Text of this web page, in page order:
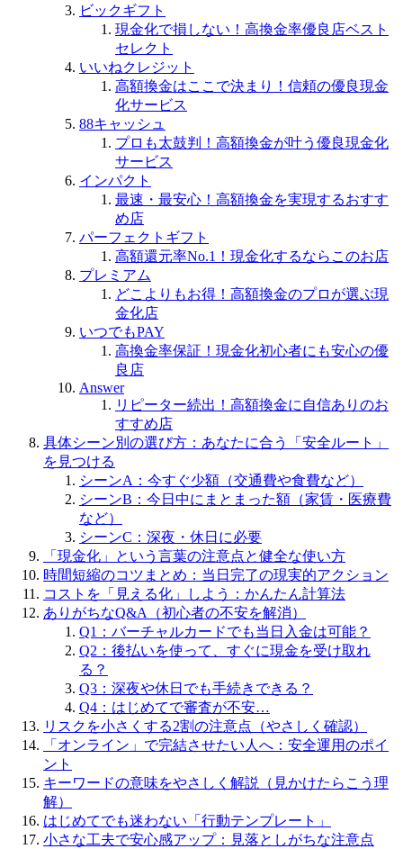
ビックギフト
現金化で損しない！高換金率優良店ベスト
セレクト
いいねクレジット
高額換金はここで決まり！信頼の優良現金
化サービス
88キャッシュ
プロも太鼓判！高額換金が叶う優良現金化
サービス
インパクト
最速・最安心！高額換金を実現するおすす
め店
パーフェクトギフト
高額還元率No.1！現金化するならこのお店
プレミアム
どこよりもお得！高額換金のプロが選ぶ現
金化店
いつでもPAY
高換金率保証！現金化初心者にも安心の優
良店
Answer
リピーター続出！高額換金に自信ありのお
すすめ店
具体シーン別の選び方：あなたに合う「安全ルート」
を見つける
シーンA：今すぐ少額（交通費や食費など）
シーンB：今日中にまとまった額（家賃・医療費
など）
シーンC：深夜・休日に必要
「現金化」という言葉の注意点と健全な使い方
時間短縮のコツまとめ：当日完了の現実的アクション
コストを「見える化」しよう：かんたん計算法
ありがちなQ&A（初心者の不安を解消）
Q1：バーチャルカードでも当日入金は可能？
Q2：後払いを使って、すぐに現金を受け取れ
る？
Q3：深夜や休日でも手続きできる？
Q4：はじめてで審査が不安…
リスクを小さくする2割の注意点（やさしく確認）
「オンライン」で完結させたい人へ：安全運用のポイ
ント
キーワードの意味をやさしく解説（見かけたらこう理
解）
はじめてでも迷わない「行動テンプレート」
小さな工夫で安心感アップ：見落としがちな注意点